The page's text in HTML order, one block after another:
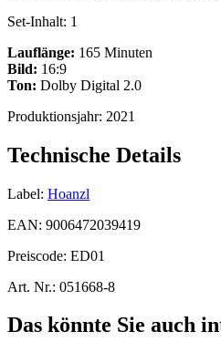
Set-Inhalt: 1
Lauflänge: 165 Minuten
Bild: 16:9
Ton: Dolby Digital 2.0
Produktionsjahr: 2021
Technische Details
Label: Hoanzl
EAN: 9006472039419
Preiscode: ED01
Art. Nr.: 051668-8
Das könnte Sie auch